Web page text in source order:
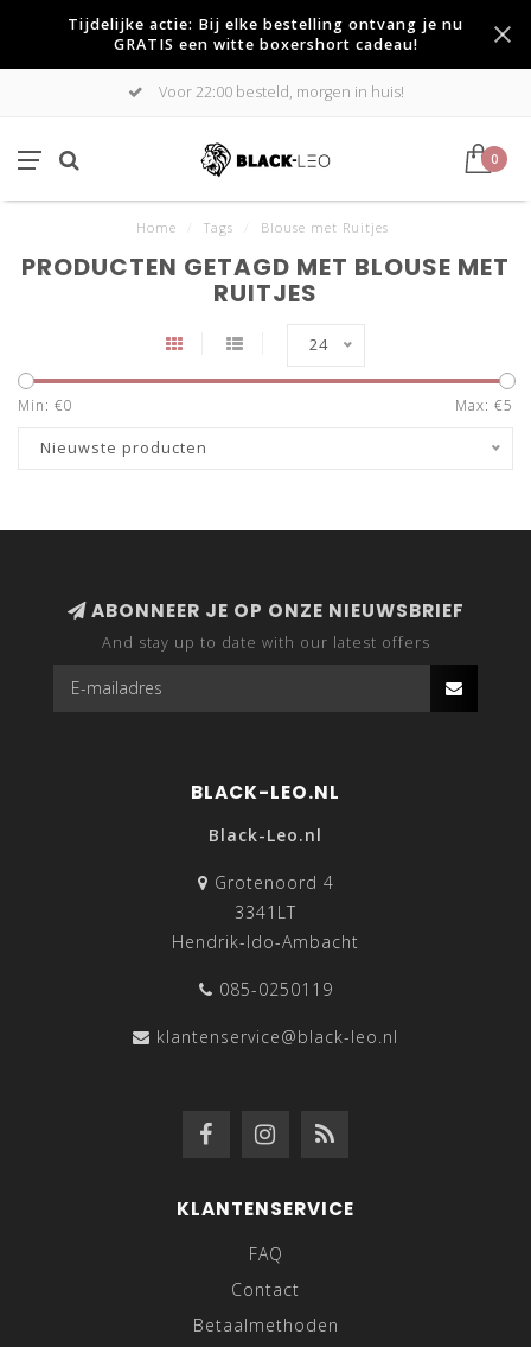
Tijdelijke actie: Bij elke bestelling ontvang je nu
GRATIS een witte boxershort cadeau!
Voor 22:00 besteld, morgen in huis!
0
Home Tags Blouse met Ruitjes
PRODUCTEN GETAGD MET BLOUSE MET
RUITJES
24
Min: €0 Max: €5
Nieuwste producten
ABONNEER JE OP ONZE NIEUWSBRIEF
And stay up to date with our latest offers
BLACK-LEO.NL
Black-Leo.nl
Grotenoord 4
3341LT
Hendrik-Ido-Ambacht
085-0250119
klantenservice@black-leo.nl
KLANTENSERVICE
FAQ
Contact
Betaalmethoden